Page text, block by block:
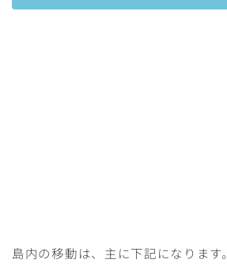
島内の移動は、主に下記になります。